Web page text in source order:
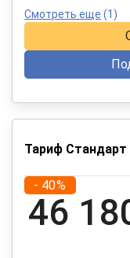
Смотреть еще (1)
Тариф Стандарт
- 40%
46